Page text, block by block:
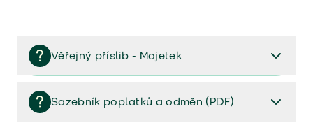
Věřejný příslib - Majetek
Věřejný příslib majetek 2023
Sazebník poplatků a odměn (PDF)